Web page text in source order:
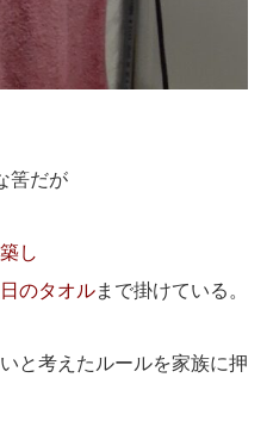
筈だが
し
のタオルまで掛けている。
と考えたルールを家族に押